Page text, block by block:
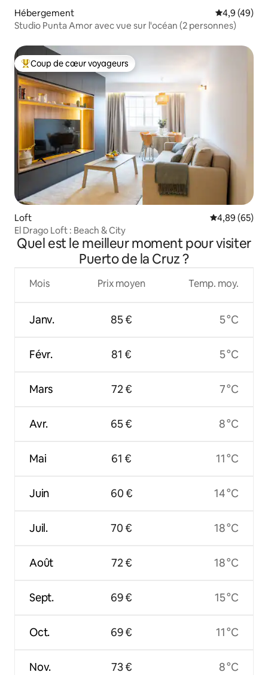
Hébergement Évaluation
4,9 (49)
Studio Punta Amor avec vue sur l'océan (2 personnes)
Coups de cœur voyageurs les plus appréciés
Coup de cœur voyageurs
Loft Évaluation
4,89 (65)
El Drago Loft : Beach & City
Quel est le meilleur moment pour visiter
Puerto de la Cruz ?
Mois
Janv.
Févr.
Mars
Avr.
Mai
Juin
Juil.
Août
Sept.
Oct.
Nov.
Prix moyen
85 €
81 €
72 €
65 €
61 €
60 €
70 €
72 €
69 €
69 €
73 €
Temp. moy.
5 °C
5 °C
7 °C
8 °C
11 °C
14 °C
18 °C
18 °C
15 °C
11 °C
8 °C